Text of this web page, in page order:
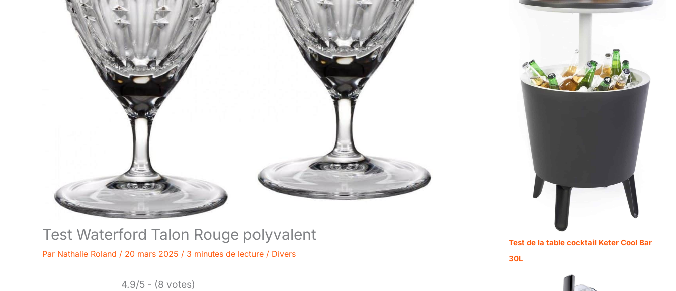
Test Waterford Talon Rouge polyvalent
Par Nathalie Roland / 20 mars 2025 / 3 minutes de lecture / Divers
4.9/5 - (8 votes)
Test de la table cocktail Keter Cool Bar
30L